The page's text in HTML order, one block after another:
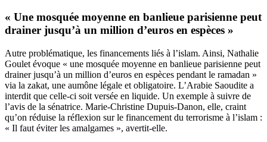
« Une mosquée moyenne en banlieue parisienne peut
drainer jusqu’à un million d’euros en espèces »
Autre problématique, les financements liés à l’islam. Ainsi, Nathalie
Goulet évoque « une mosquée moyenne en banlieue parisienne peut
drainer jusqu’à un million d’euros en espèces pendant le ramadan »
via la zakat, une aumône légale et obligatoire. L’Arabie Saoudite a
interdit que celle-ci soit versée en liquide. Un exemple à suivre de
l’avis de la sénatrice. Marie-Christine Dupuis-Danon, elle, craint
qu’on réduise la réflexion sur le financement du terrorisme à l’islam :
« Il faut éviter les amalgames », avertit-elle.